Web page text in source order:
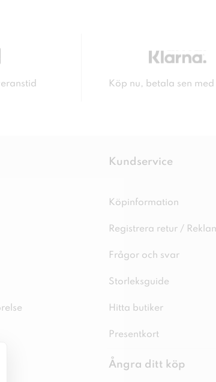
Köp nu, betala sen
Kundservice
Köpinformation
Registrera retur /
Frågor och svar
Storleksguide
Hitta butiker
Presentkort
Ångra ditt köp